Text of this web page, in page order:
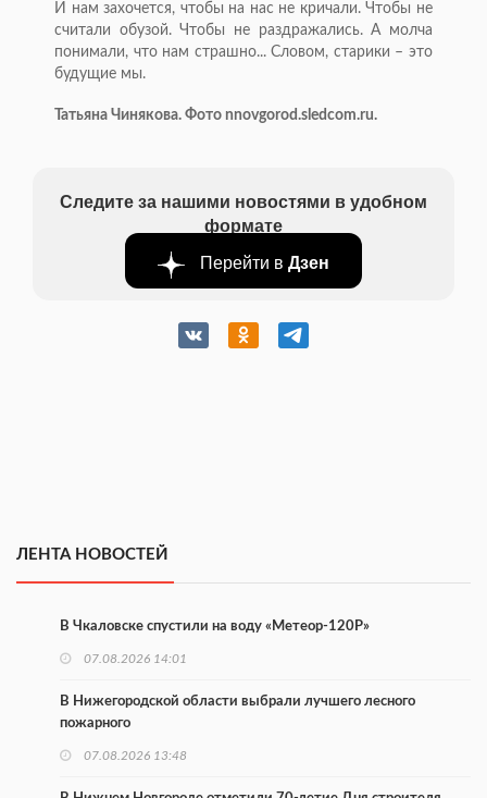
И нам захочется, чтобы на нас не кричали. Чтобы не
считали обузой. Чтобы не раздражались. А молча
понимали, что нам страшно... Словом, старики – это
будущие мы.
Татьяна Чинякова. Фото nnovgorod.sledcom.ru.
Следите за нашими новостями в удобном
формате
Перейти в Дзен
ЛЕНТА НОВОСТЕЙ
В Чкаловске спустили на воду «Метеор-120Р»
07.08.2026 14:01
В Нижегородской области выбрали лучшего лесного
пожарного
07.08.2026 13:48